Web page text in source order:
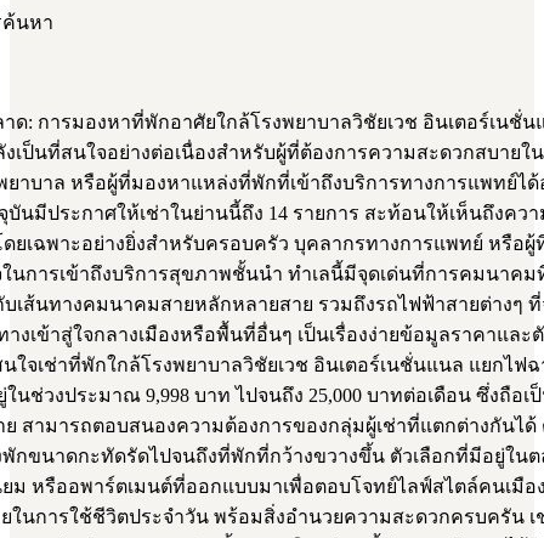
นหา
ด: การมองหาที่พักอาศัยใกล้โรงพยาบาลวิชัยเวช อินเตอร์เนชั่น
เป็นที่สนใจอย่างต่อเนื่องสำหรับผู้ที่ต้องการความสะดวกสบายใ
ยาบาล หรือผู้ที่มองหาแหล่งที่พักที่เข้าถึงบริการทางการแพทย์ได้
บันมีประกาศให้เช่าในย่านนี้ถึง 14 รายการ สะท้อนให้เห็นถึงคว
ดยเฉพาะอย่างยิ่งสำหรับครอบครัว บุคลากรทางการแพทย์ หรือผู้
นการเข้าถึงบริการสุขภาพชั้นนำ ทำเลนี้มีจุดเด่นที่การคมนาคม
บเส้นทางคมนาคมสายหลักหลายสาย รวมถึงรถไฟฟ้าสายต่างๆ
างเข้าสู่ใจกลางเมืองหรือพื้นที่อื่นๆ เป็นเรื่องง่ายข้อมูลราคาและ
ใจเช่าที่พักใกล้โรงพยาบาลวิชัยเวช อินเตอร์เนชั่นแนล แยกไฟฉ
ในช่วงประมาณ 9,998 บาท ไปจนถึง 25,000 บาทต่อเดือน ซึ่งถือเ
สามารถตอบสนองความต้องการของกลุ่มผู้เช่าที่แตกต่างกันได้
กขนาดกะทัดรัดไปจนถึงที่พักที่กว้างขวางขึ้น ตัวเลือกที่มีอยู่ในต
ม หรืออพาร์ตเมนต์ที่ออกแบบมาเพื่อตอบโจทย์ไลฟ์สไตล์คนเมือ
ในการใช้ชีวิตประจำวัน พร้อมสิ่งอำนวยความสะดวกครบครัน เ